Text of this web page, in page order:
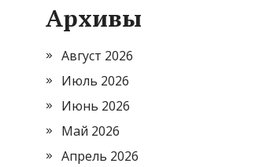
Архивы
Август 2026
Июль 2026
Июнь 2026
Май 2026
Апрель 2026